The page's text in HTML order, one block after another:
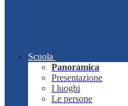
Scuola
Panoramica
Presentazione
I luoghi
Le persone